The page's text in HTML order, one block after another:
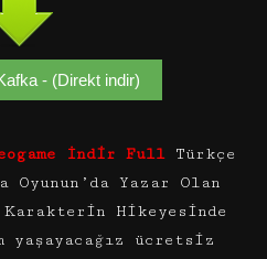
- (Direkt indir)
İndir Full
Türkçe
Yazar Olan
Hikeyesinde
ücretsiz